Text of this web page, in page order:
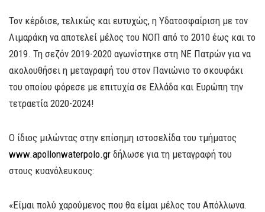
Τον κέρδισε, τελικώς και ευτυχώς, η Υδατοσφαίριση με τον
Λιμαράκη να αποτελεί μέλος του ΝΟΠ από το 2010 έως και το
2019. Τη σεζόν 2019-2020 αγωνίστηκε στη ΝΕ Πατρών για να
ακολουθήσει η μεταγραφή του στον Πανιώνιο το σκουφάκι
του οποίου φόρεσε με επιτυχία σε Ελλάδα και Ευρώπη την
τετραετία 2020-2024!
Ο ίδιος μιλώντας στην επίσημη ιστοσελίδα του τμήματος
www.apollonwaterpolo.gr δήλωσε για τη μεταγραφή του
στους κυανόλευκους:
«Είμαι πολύ χαρούμενος που θα είμαι μέλος του Απόλλωνα.